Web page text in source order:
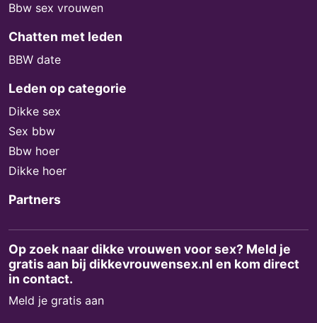
Bbw sex vrouwen
Chatten met leden
BBW date
Leden op categorie
Dikke sex
Sex bbw
Bbw hoer
Dikke hoer
Partners
Op zoek naar dikke vrouwen voor sex? Meld je
gratis aan bij dikkevrouwensex.nl en kom direct
in contact.
Meld je gratis aan